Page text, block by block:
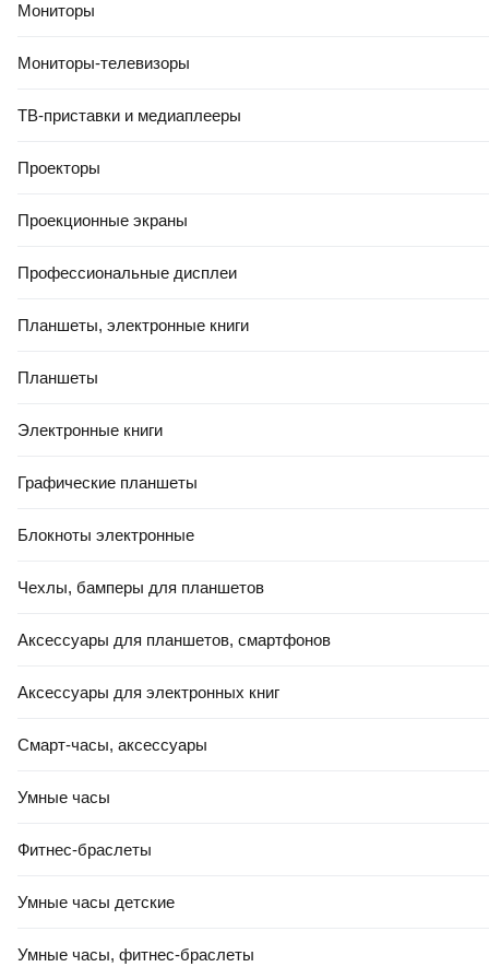
Мониторы
Мониторы-телевизоры
ТВ-приставки и медиаплееры
Проекторы
Проекционные экраны
Профессиональные дисплеи
Планшеты, электронные книги
Планшеты
Электронные книги
Графические планшеты
Блокноты электронные
Чехлы, бамперы для планшетов
Аксессуары для планшетов, смартфонов
Аксессуары для электронных книг
Смарт-часы, аксессуары
Умные часы
Фитнес-браслеты
Умные часы детские
Умные часы, фитнес-браслеты